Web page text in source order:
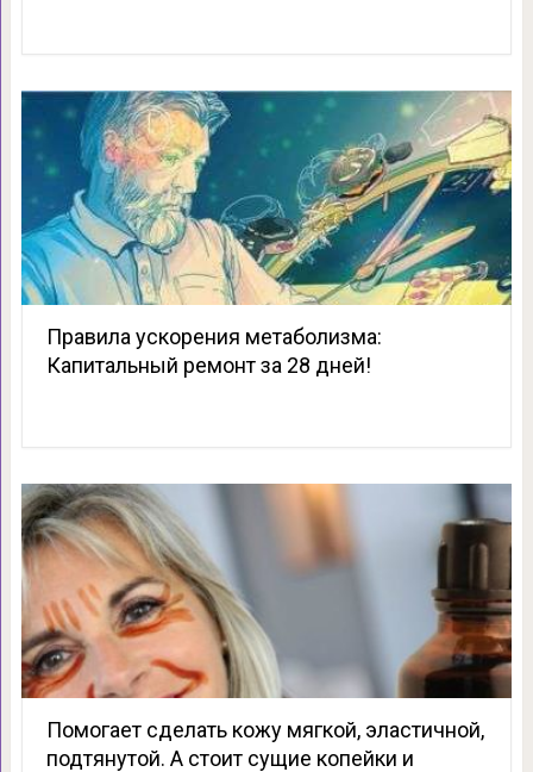
Правила ускорения метаболизма:
Капитальный ремонт за 28 дней!
Помогает сделать кожу мягкой, эластичной,
подтянутой. А стоит сущие копейки и